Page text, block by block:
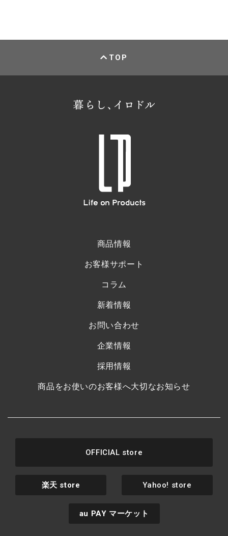
TOP
商品情報
お客様サポート
コラム
新着情報
お問い合わせ
企業情報
採用情報
商品をお使いのお客様へ大切なお知らせ
OFFICIAL store
楽天 store Yahoo! store
au PAY マーケット